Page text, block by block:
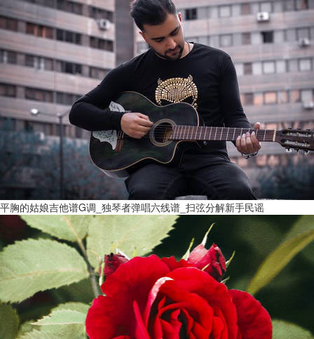
平胸的姑娘吉他谱G调_独琴者弹唱六线谱_扫弦分解新手民谣